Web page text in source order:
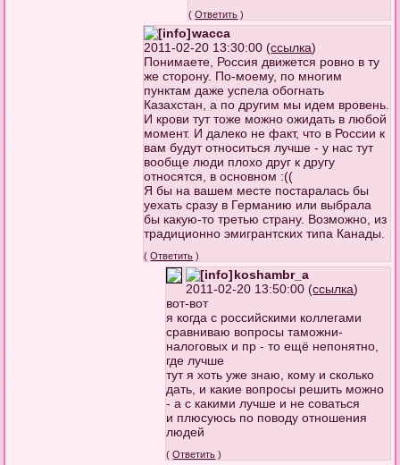
(Ответить )
wacca
2011-02-20 13:30:00 (ссылка)
Понимаете, Россия движется ровно в ту
же сторону. По-моему, по многим
пунктам даже успела обогнать
Казахстан, а по другим мы идем вровень.
И крови тут тоже можно ожидать в любой
момент. И далеко не факт, что в России к
вам будут относиться лучше - у нас тут
вообще люди плохо друг к другу
относятся, в основном :((
Я бы на вашем месте постаралась бы
уехать сразу в Германию или выбрала
бы какую-то третью страну. Возможно, из
традиционно эмигрантских типа Канады.
(Ответить )
koshambr_a
2011-02-20 13:50:00 (ссылка)
вот-вот
я когда с российскими коллегами
сравниваю вопросы таможни-
налоговых и пр - то ещё непонятно,
где лучше
тут я хоть уже знаю, кому и сколько
дать, и какие вопросы решить можно
- а с какими лучше и не соваться
и плюсуюсь по поводу отношения
людей
(Ответить )